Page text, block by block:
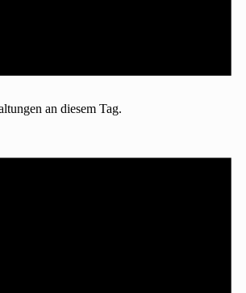
an diesem Tag.